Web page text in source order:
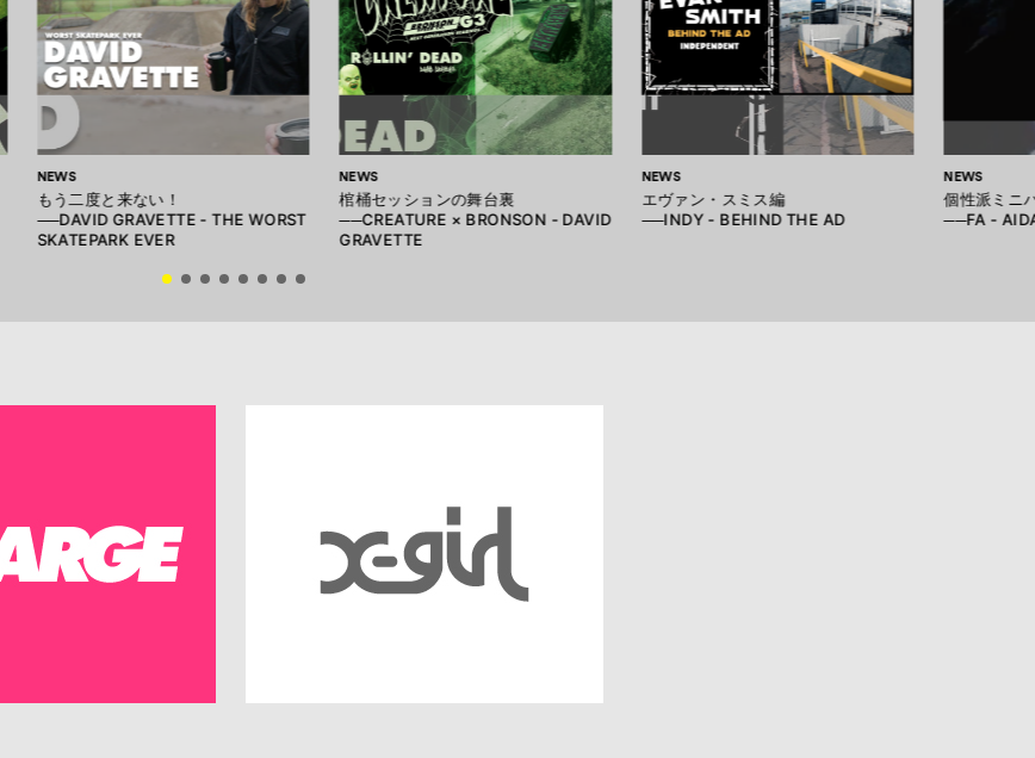
NEWS
もう二度と来ない！
──DAVID GRAVETTE - THE WORST
SKATEPARK EVER
NEWS
棺桶セッションの舞台裏
──CREATURE × BRONSON - DAVID
GRAVETTE
NEWS
エヴァン・スミス編
──INDY - BEHIND THE AD
NEWS
個性派ミニ
──FA -